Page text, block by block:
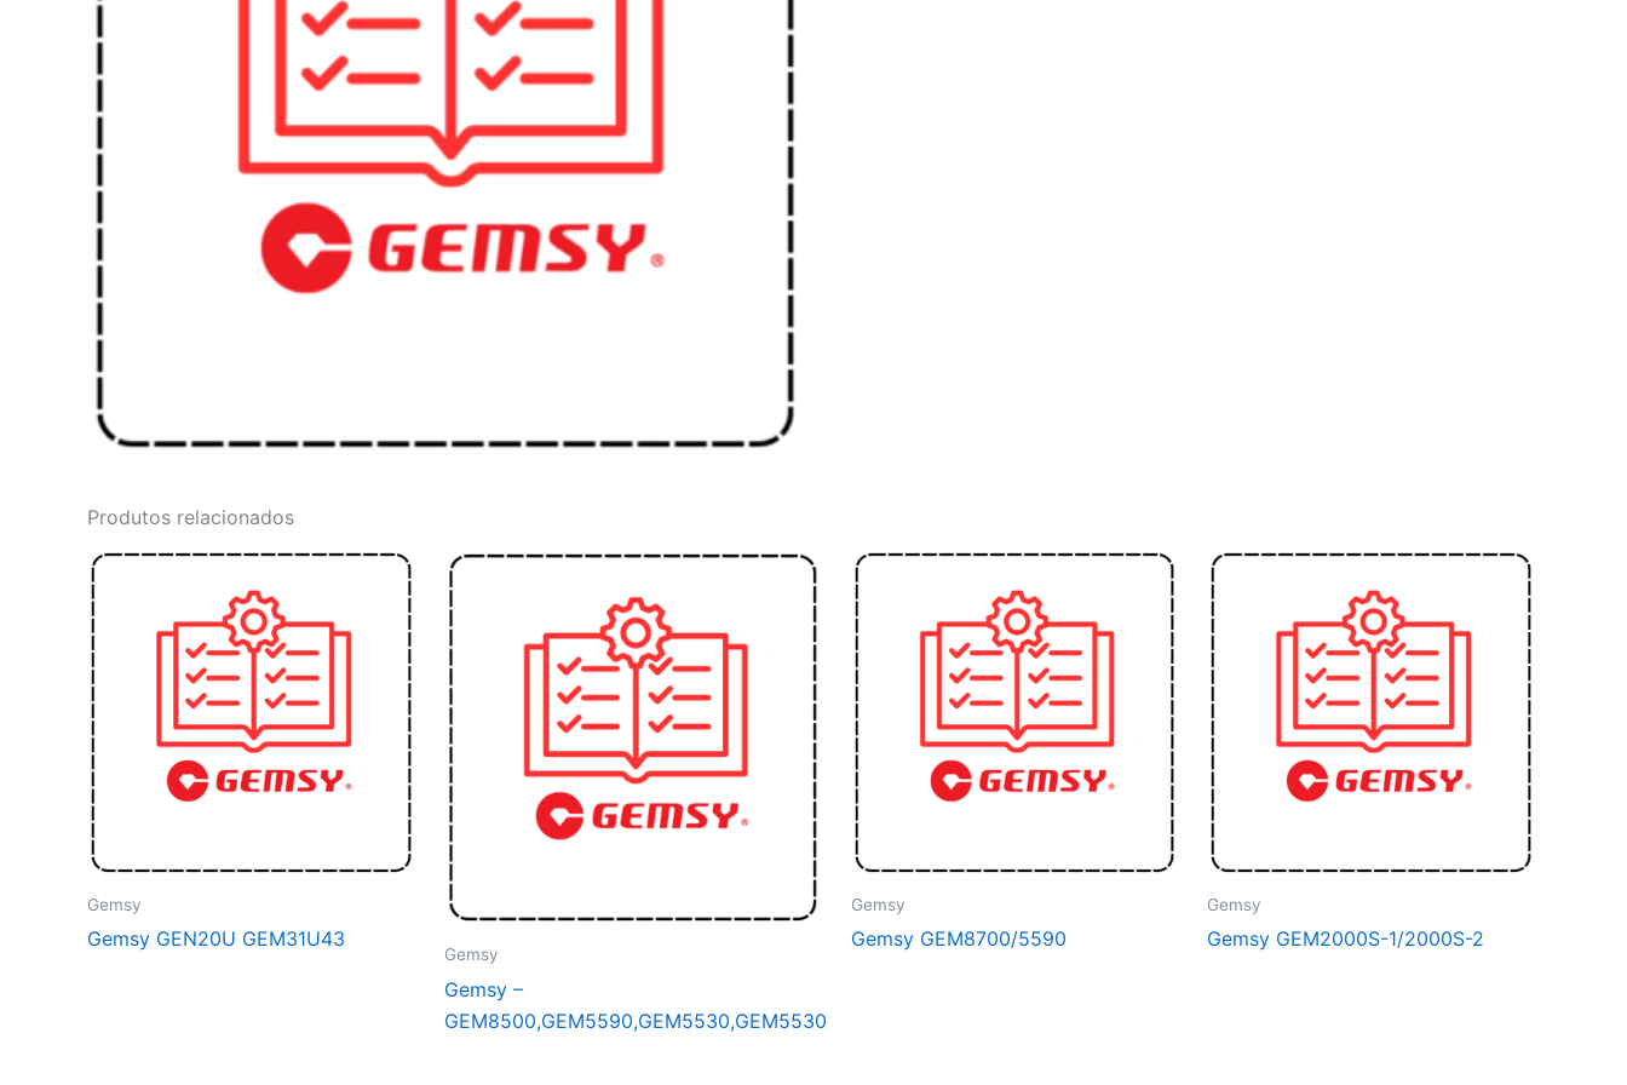
Produtos relacionados
Gemsy
Gemsy GEN20U GEM31U43
Gemsy
Gemsy –
GEM8500,GEM5590,GEM5530,GEM5530
Gemsy
Gemsy GEM8700/5590
Gemsy
Gemsy GEM2000S-1/2000S-2